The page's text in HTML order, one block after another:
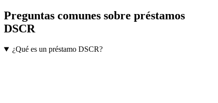
Preguntas comunes sobre préstamos
DSCR
¿Qué es un préstamo DSCR?